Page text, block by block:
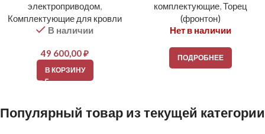
электроприводом,
Комплектующие для кровли
В наличии
49 600,00₽
В КОРЗИНУ
комплектующие,Торец
(фронтон)
Нет в наличии
ПОДРОБНЕЕ
Популярный товар из текущей категории